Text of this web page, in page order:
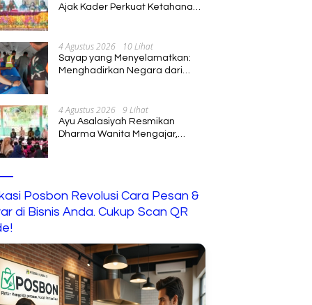
Ajak Kader Perkuat Ketahanan
4 Agustus 2026 10 Lihat
Sayap yang Menyelamatkan:
Menghadirkan Negara dari
4 Agustus 2026 9 Lihat
Ayu Asalasiyah Resmikan
Dharma Wanita Mengajar,
Posbon Revolusi Cara Pesan &
di Bisnis Anda. Cukup Scan QR